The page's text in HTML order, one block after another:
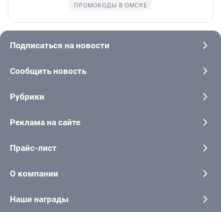
ПРОМОКОДЫ В ОМСКЕ
Подписаться на новости
Сообщить новость
Рубрики
Реклама на сайте
Прайс-лист
О компании
Наши награды